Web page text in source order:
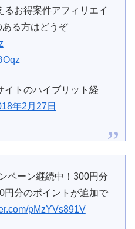
お得案件アフィリエイ
ある方はどうぞ
トのハイブリット経
年2月27日
ペーン継続中！300円分
円分のポイントが追加で
pMzYVs891V